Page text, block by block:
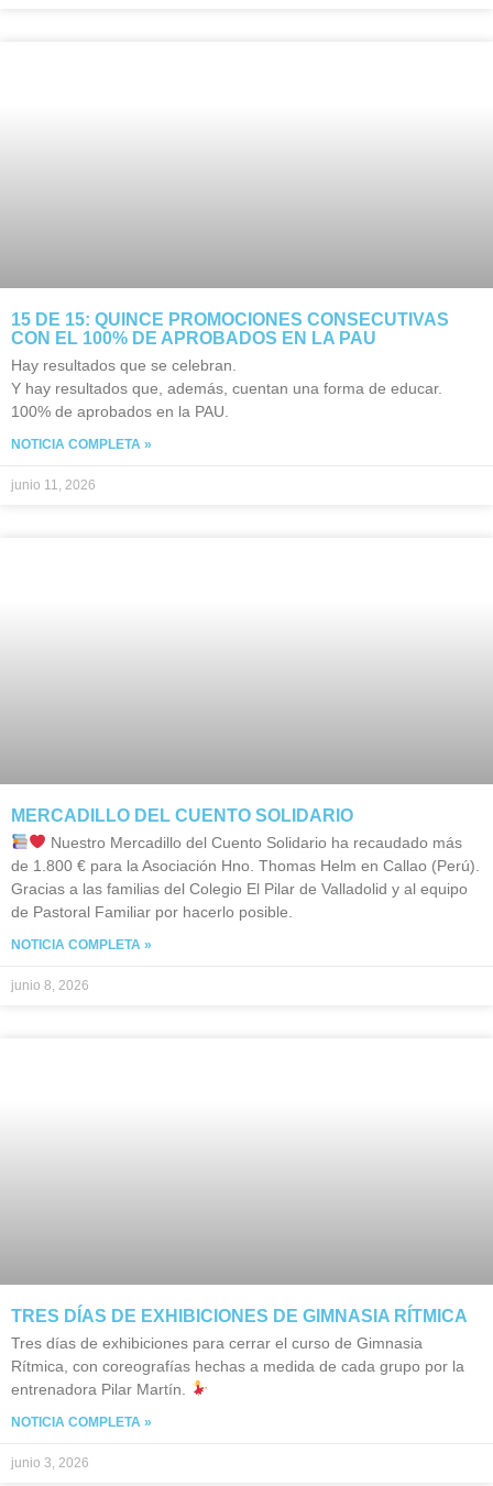
15 DE 15: QUINCE PROMOCIONES CONSECUTIVAS
CON EL 100% DE APROBADOS EN LA PAU
Hay resultados que se celebran.
Y hay resultados que, además, cuentan una forma de educar.
100% de aprobados en la PAU.
NOTICIA COMPLETA »
junio 11, 2026
MERCADILLO DEL CUENTO SOLIDARIO
Nuestro Mercadillo del Cuento Solidario ha recaudado más
de 1.800 € para la Asociación Hno. Thomas Helm en Callao (Perú).
Gracias a las familias del Colegio El Pilar de Valladolid y al equipo
de Pastoral Familiar por hacerlo posible.
NOTICIA COMPLETA »
junio 8, 2026
TRES DÍAS DE EXHIBICIONES DE GIMNASIA RÍTMICA
Tres días de exhibiciones para cerrar el curso de Gimnasia
Rítmica, con coreografías hechas a medida de cada grupo por la
entrenadora Pilar Martín.
NOTICIA COMPLETA »
junio 3, 2026